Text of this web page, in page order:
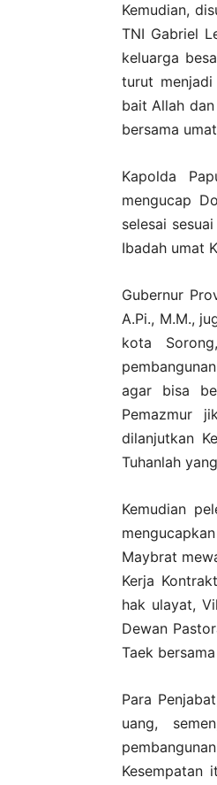
Kemudian,
TNI Gabriel
keluarga
turut
bait Allah
bersama
Kapolda
mengucap
selesai
Ibadah umat
Gubernur
A.Pi., M.M.,
kota
agar bisa
Pemazmur
dilanjutkan
Tuhanlah
Kemudian
Maybrat
Kerja
hak ulayat,
Dewan
Taek
Para
uang,
Kesempatan